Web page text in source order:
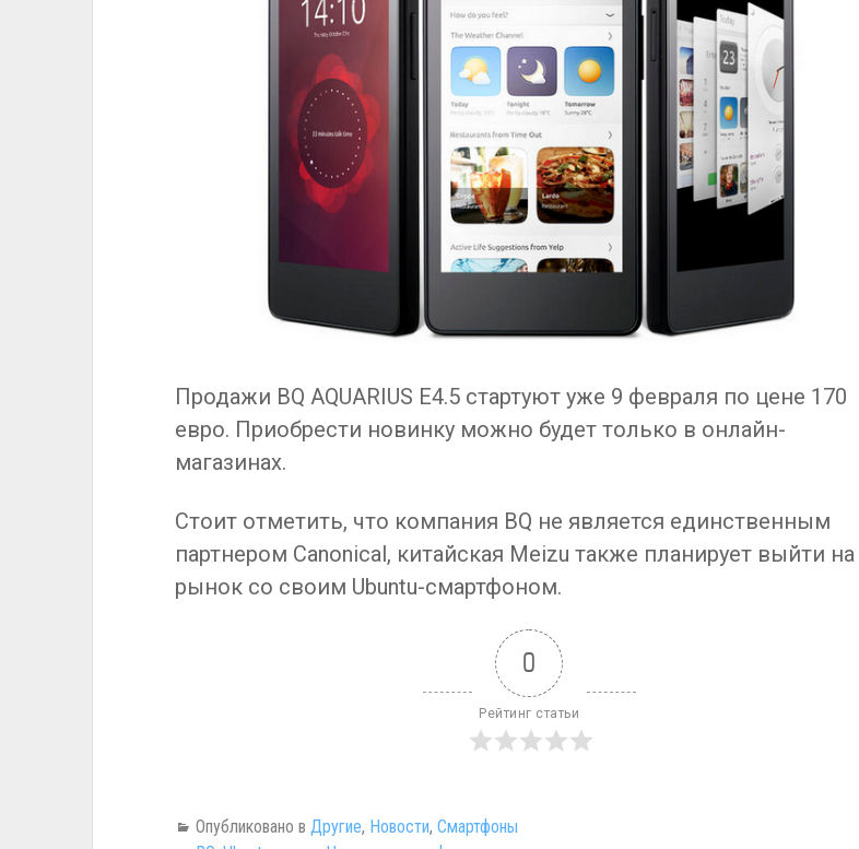
Продажи BQ AQUARIUS E4.5 стартуют уже 9 февраля по цене 170
евро. Приобрести новинку можно будет только в онлайн-
магазинах.
Стоит отметить, что компания BQ не является единственным
партнером Canonical, китайская Meizu также планирует выйти на
рынок со своим Ubuntu-смартфоном.
0
Рейтинг статьи
Опубликовано в Другие, Новости, Смартфоны